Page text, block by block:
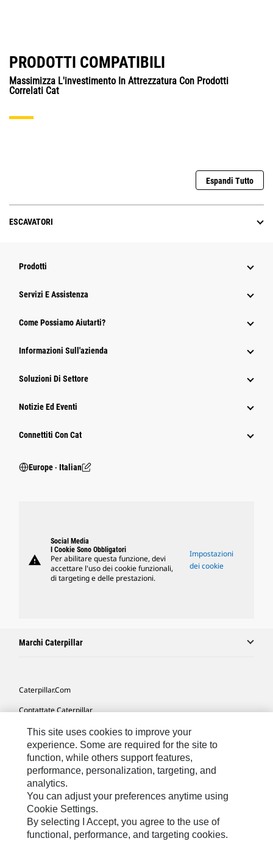
PRODOTTI COMPATIBILI
Massimizza L'investimento In Attrezzatura Con Prodotti
Correlati Cat
Espandi Tutto
ESCAVATORI
Prodotti
Servizi E Assistenza
Come Possiamo Aiutarti?
Informazioni Sull'azienda
Soluzioni Di Settore
Notizie Ed Eventi
Connettiti Con Cat
Europe ‧ Italian
warning
Social Media
I Cookie Sono Obbligatori
Per abilitare questa funzione, devi
accettare l'uso dei cookie funzionali,
di targeting e delle prestazioni.
Impostazioni
dei cookie
Marchi Caterpillar
Caterpillar.com
Contattate Caterpillar
Le Mie Preferenze Di Marketing
Mappa Del Sito
Cookie Settings
Informazioni Legali
Tutela Della Privacy
This site uses cookies to improve your
experience. Some are required for the site to
function, while others support features,
performance, personalization, targeting, and
analytics.
You can adjust your preferences anytime using
Cookie Settings.
By selecting I Accept, you agree to the use of
functional, performance, and targeting cookies.